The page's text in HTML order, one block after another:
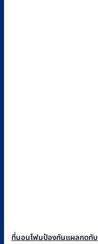
ที่นอนโฟมป้องกันแผลกดทับ